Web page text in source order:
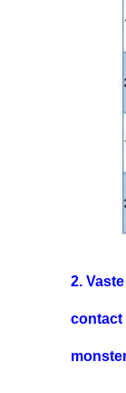
2.
contact